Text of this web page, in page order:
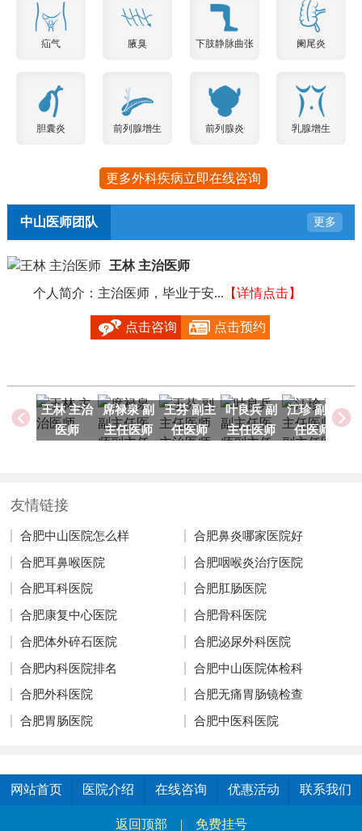
疝气 腋臭 下肢静脉曲张 阑尾炎
胆囊炎 前列腺增生 前列腺炎 乳腺增生
更多外科疾病立即在线咨询
中山医师团队 更多
王林 主治医师
个人简介：主治医师，毕业于安... 【详情点击】
点击咨询 点击预约
王林 主治
医师
席禄泉 副
主任医师
王芬 副主
任医师
叶良兵 副
主任医师
江珍 副主
任医师
友情链接
合肥中山医院怎么样 合肥鼻炎哪家医院好
合肥耳鼻喉医院 合肥咽喉炎治疗医院
合肥耳科医院 合肥肛肠医院
合肥康复中心医院 合肥骨科医院
合肥体外碎石医院 合肥泌尿外科医院
合肥内科医院排名 合肥中山医院体检科
合肥外科医院 合肥无痛胃肠镜检查
合肥胃肠医院 合肥中医科医院
网站首页 医院介绍 在线咨询 优惠活动 联系我们
返回顶部 | 免费挂号